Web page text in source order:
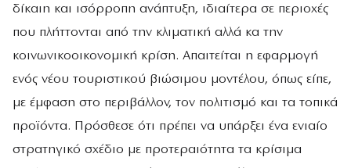
δίκαιη και ισόρροπη ανάπτυξη, ιδιαίτερα σε περιοχές
που πλήττονται από την κλιματική αλλά κα την
κοινωνικοοικονομική κρίση. Απαιτείται η εφαρμογή
ενός νέου τουριστικού βιώσιμου μοντέλου, όπως είπε,
με έμφαση στο περιβάλλον, τον πολιτισμό και τα τοπικά
προϊόντα. Πρόσθεσε ότι πρέπει να υπάρξει ένα ενιαίο
στρατηγικό σχέδιο με προτεραιότητα τα κρίσιμα